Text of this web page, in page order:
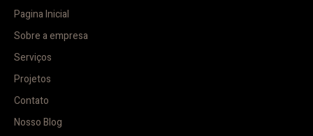
Pagina Inicial
Sobre a empresa
Serviços
Projetos
Contato
Nosso Blog